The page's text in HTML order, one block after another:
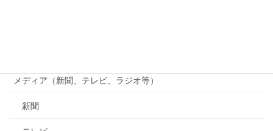
メディア（新聞、テレビ、ラジオ等）
新聞